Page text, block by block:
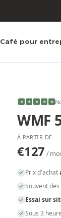
Café pour
★ ★ ★ ★ ★
WMF
À PARTIR DE
€127 /
Prix d'achat
Souvent des
Essai sur
Sous 3